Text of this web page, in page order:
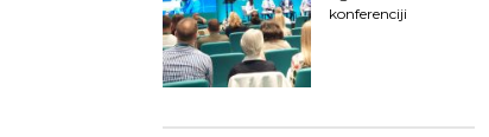
konferenciji